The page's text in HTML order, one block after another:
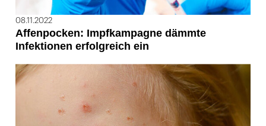
08.11.2022
Affenpocken: Impfkampagne dämmte
Infektionen erfolgreich ein